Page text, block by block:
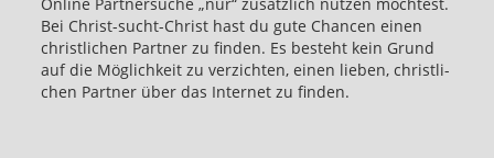
christ­li­chen Part­ner zu fin­den. Es be­steht kein Grund
auf die Mög­lich­keit zu ver­zich­ten, einen lie­ben, christ­li­
chen Part­ner über das In­ter­net zu fin­den.